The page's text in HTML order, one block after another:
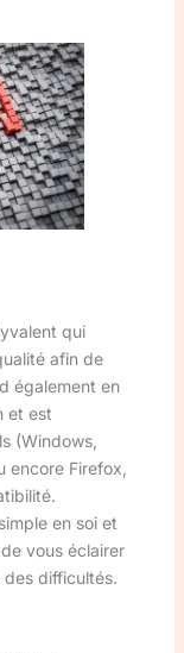
qui
afin de
également en
et est
(Windows,
encore Firefox,
en soi et
vous éclairer
difficultés.